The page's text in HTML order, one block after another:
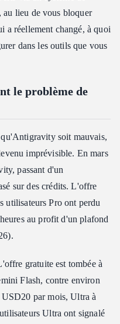
au quota Antigravity et qui
est-elle aussi performante
avec une alternative au
tout en évitant les
au quota Antigravity
au lieu de vous bloquer
a réellement changé, à quoi
dans les outils que vous
le problème de
soit mauvais,
imprévisible. En mars
passant d'un
sur des crédits. L'offre
utilisateurs Pro ont perdu
au profit d'un plafond
gratuite est tombée à
Flash, contre environ
par mois, Ultra à
Ultra ont signalé